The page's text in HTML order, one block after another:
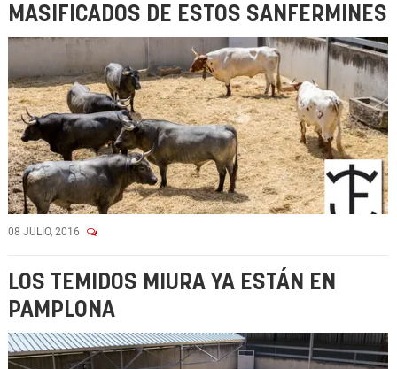
MASIFICADOS DE ESTOS SANFERMINES
08 JULIO, 2016
LOS TEMIDOS MIURA YA ESTÁN EN
PAMPLONA